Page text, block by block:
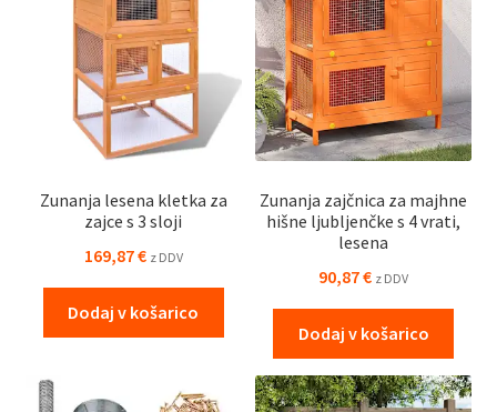
Zunanja lesena kletka za
zajce s 3 sloji
169,87€ z DDV
Dodaj v košarico
Zunanja zajčnica za majhne
hišne ljubljenčke s 4 vrati,
lesena
90,87€ z DDV
Dodaj v košarico